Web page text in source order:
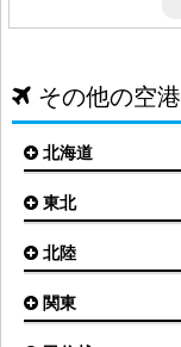
その他の空港
北海道
札幌(新千歳)空港
旭川空港
オホーツク紋別空港
東北
仙台空港
青森空港
北陸
小松空港
関東